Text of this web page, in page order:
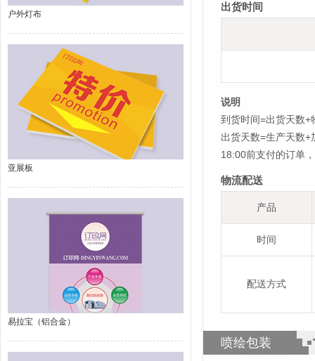
户外灯布
亚展板
易拉宝（铝合金）
出货时间
说明
到货时间=出货天数+
出货天数=生产天数
18:00前支付的订单
物流配送
产品
时间
配送方式
喷绘包装